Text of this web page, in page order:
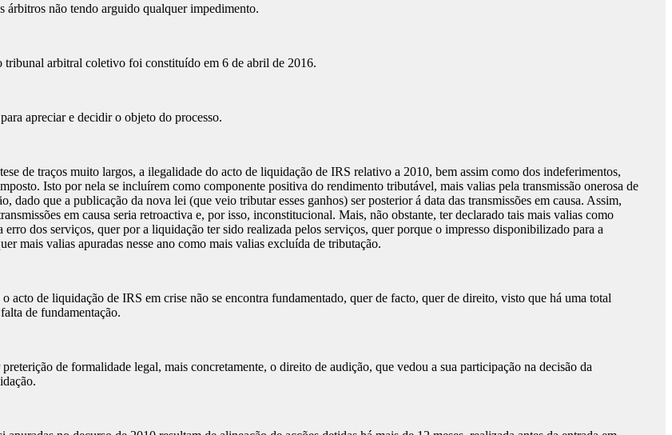
árbitros não tendo arguido qualquer impedimento.
tribunal arbitral coletivo foi constituído em 6 de abril de 2016.
apreciar e decidir o objeto do processo.
de traços muito largos, a ilegalidade do acto de liquidação de IRS relativo a 2010, bem assim como dos indeferimentos,
Isto por nela se incluírem como componente positiva do rendimento tributável, mais valias pela transmissão onerosa de
dado que a publicação da nova lei (que veio tributar esses ganhos) ser posterior á data das transmissões em causa. Assim,
em causa seria retroactiva e, por isso, inconstitucional. Mais, não obstante, ter declarado tais mais valias como
dos serviços, quer por a liquidação ter sido realizada pelos serviços, quer porque o impresso disponibilizado para a
mais valias apuradas nesse ano como mais valias excluída de tributação.
acto de liquidação de IRS em crise não se encontra fundamentado, quer de facto, quer de direito, visto que há uma total
de fundamentação.
de formalidade legal, mais concretamente, o direito de audição, que vedou a sua participação na decisão da